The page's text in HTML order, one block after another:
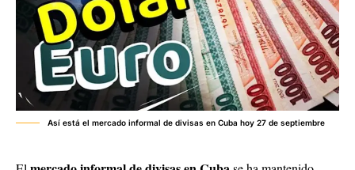
Así está el mercado informal de divisas en Cuba hoy 27 de septiembre